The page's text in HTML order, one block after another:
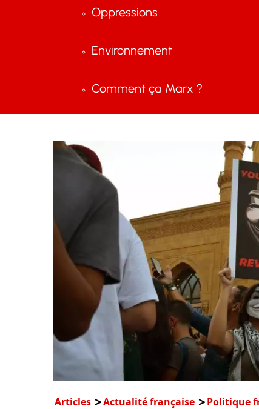
Oppressions
Environnement
Comment ça Marx ?
Articles Actualité française Politique